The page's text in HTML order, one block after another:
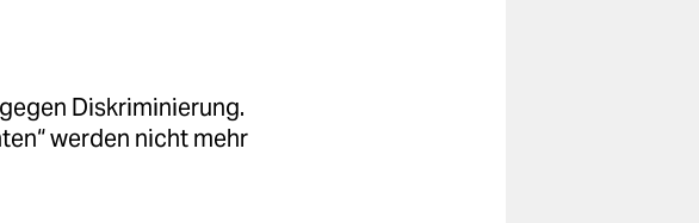
Diskriminierung.
werden nicht mehr